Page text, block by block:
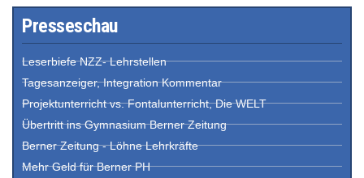
Presseschau
Leserbiefe NZZ- Lehrstellen
Tagesanzeiger, Integration Kommentar
Projektunterricht vs. Fontalunterricht, Die WELT
Übertritt ins Gymnasium Berner Zeitung
Berner Zeitung - Löhne Lehrkräfte
Mehr Geld für Berner PH